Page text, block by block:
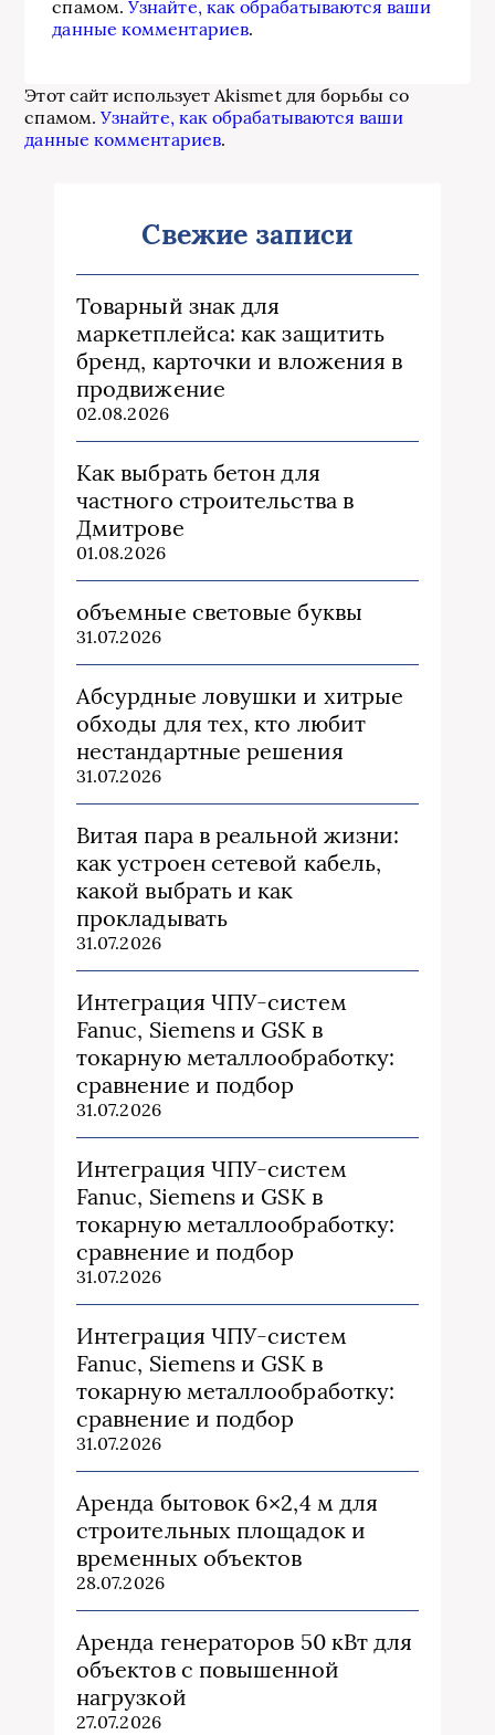
спамом.Узнайте, как обрабатываются ваши
данные комментариев.
Этот сайт использует Akismet для борьбы со
спамом.Узнайте, как обрабатываются ваши
данные комментариев.
Свежие записи
Товарный знак для
маркетплейса: как защитить
бренд, карточки и вложения в
продвижение
02.08.2026
Как выбрать бетон для
частного строительства в
Дмитрове
01.08.2026
объемные световые буквы
31.07.2026
Абсурдные ловушки и хитрые
обходы для тех, кто любит
нестандартные решения
31.07.2026
Витая пара в реальной жизни:
как устроен сетевой кабель,
какой выбрать и как
прокладывать
31.07.2026
Интеграция ЧПУ-систем
Fanuc, Siemens и GSK в
токарную металлообработку:
сравнение и подбор
31.07.2026
Интеграция ЧПУ-систем
Fanuc, Siemens и GSK в
токарную металлообработку:
сравнение и подбор
31.07.2026
Интеграция ЧПУ-систем
Fanuc, Siemens и GSK в
токарную металлообработку:
сравнение и подбор
31.07.2026
Аренда бытовок 6×2,4 м для
строительных площадок и
временных объектов
28.07.2026
Аренда генераторов 50 кВт для
объектов с повышенной
нагрузкой
27.07.2026